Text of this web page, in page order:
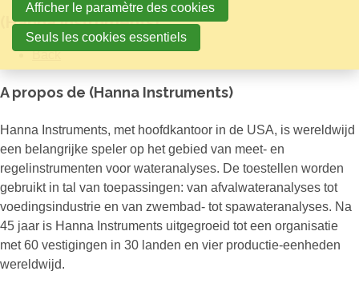
(Hanna Instruments)
Back
A propos de (Hanna Instruments)
Hanna Instruments, met hoofdkantoor in de USA, is wereldwijd
een belangrijke speler op het gebied van meet- en
regelinstrumenten voor wateranalyses. De toestellen worden
gebruikt in tal van toepassingen: van afvalwateranalyses tot
voedingsindustrie en van zwembad- tot spawateranalyses. Na
45 jaar is Hanna Instruments uitgegroeid tot een organisatie
met 60 vestigingen in 30 landen en vier productie-eenheden
wereldwijd.
Afficher le paramètre des cookies
Seuls les cookies essentiels